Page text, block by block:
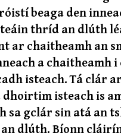
beaga den
thríd an dlúth
ar chaitheamh an
a chaitheamh
isteach. Tá clár
isteach is
gclár sin atá an
dlúth. Bíonn